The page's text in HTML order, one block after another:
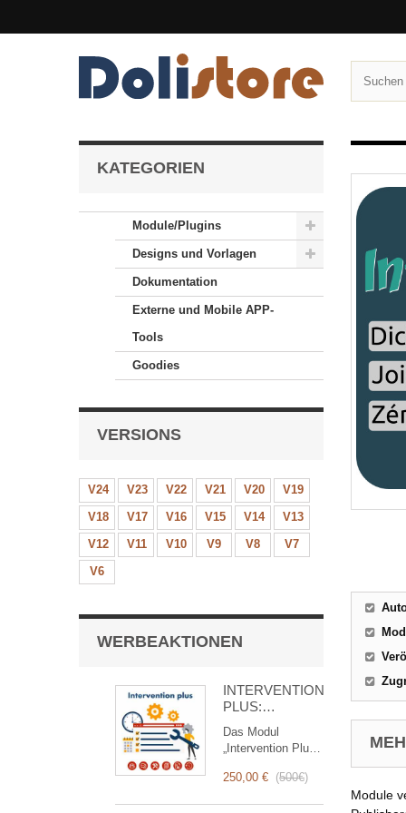
KATEGORIEN
Module/Plugins
Designs und Vorlagen
Dokumentation
Externe und Mobile APP-
Tools
Goodies
VERSIONS
V24 V23 V22 V21 V20
V19
V18
V17 V16 V15 V14
V13
V12
V11 V10 V9 V8
V7
V6
WERBEAKTIONEN
INTERVENTION
PLUS:
Management
von
Interventionen
Das Modul
„Intervention Plus“
revolutionäres
250,00 € (500€)
Module